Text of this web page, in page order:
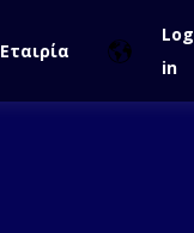
Εταιρία
Log
in